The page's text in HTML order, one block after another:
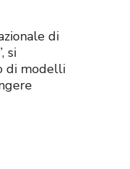
di
si
di modelli